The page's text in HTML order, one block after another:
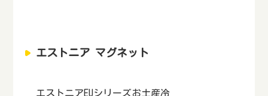
エストニア マグネット
エストニアEUシリーズお土産冷